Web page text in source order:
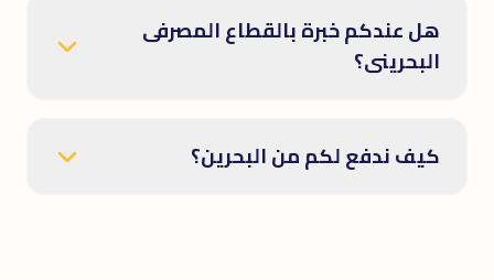
هل عندكم خبرة بالقطاع المصرفى
البحرينى؟
كيف ندفع لكم من البحرين؟